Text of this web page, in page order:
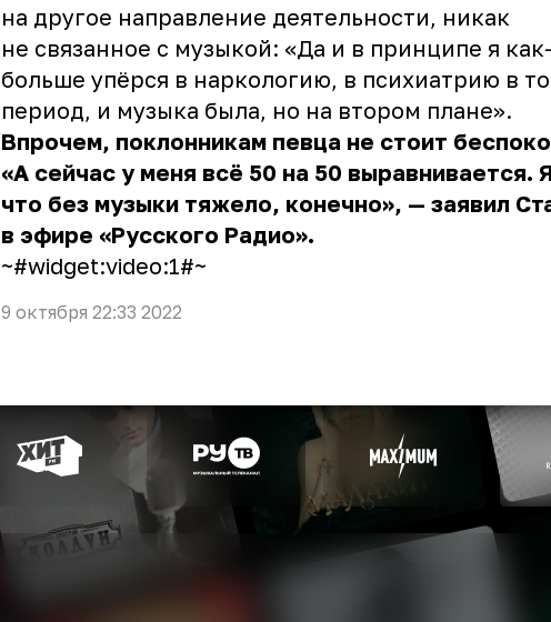
на другое направление деятельности, никак
не связанное с музыкой: «Да и в принципе я
больше упёрся в наркологию, в психиатрию в
период, и музыка была, но на втором плане».
Впрочем, поклонникам певца не стоит
«А сейчас у меня всё 50 на 50 выравнивается.
что без музыки тяжело, конечно», — заявил
в эфире «Русского Радио».
~#widget:video:1#~
9 октября 22:33 2022